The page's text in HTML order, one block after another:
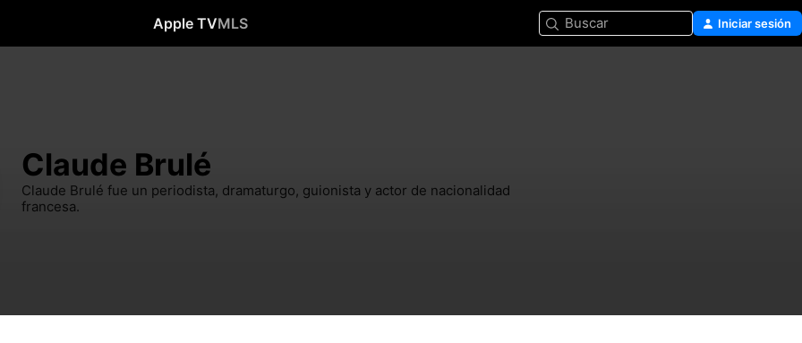
Apple TVMLS Buscar Iniciar sesión
Claude Brulé
Claude Brulé fue un periodista, dramaturgo, guionista y actor de nacionalidad
francesa.